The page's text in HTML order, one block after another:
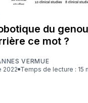
du
ce mot ?
VERMUE
2022
Temps de lecture : 15